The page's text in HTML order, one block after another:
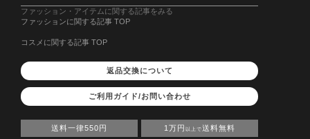
ファッション・アイテムに関する記事をみる
ファッションに関する記事 TOP
コスメに関する記事 TOP
返品交換について
ご利用ガイド/お問い合わせ
送料一律550円 1万円 以上で送料無料